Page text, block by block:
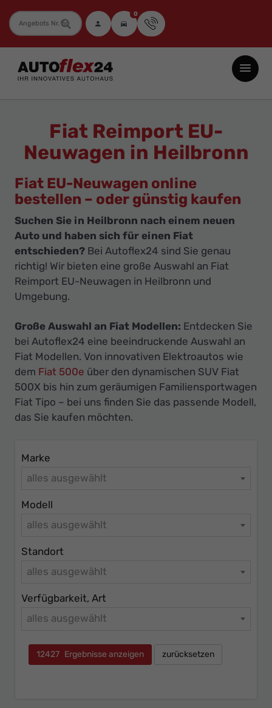
Fahrzeugnummer 0
Autoflex24
GmbH
Neuwagen
Jahreswagen
Gebrauchtwagen
zu
Top-
Preisen
-
Ihr
Innovatives
Fiat Reimport EU-
Neuwagen in Heilbronn
Fiat EU-Neuwagen online
bestellen – oder günstig kaufen
Suchen Sie in Heilbronn nach einem neuen
Auto und haben sich für einen Fiat
entschieden? Bei Autoflex24 sind Sie genau
richtig! Wir bieten eine große Auswahl an Fiat
Reimport EU-Neuwagen in Heilbronn und
Umgebung.
Große Auswahl an Fiat Modellen: Entdecken Sie
bei Autoflex24 eine beeindruckende Auswahl an
Fiat Modellen. Von innovativen Elektroautos wie
dem Fiat 500e über den dynamischen SUV Fiat
500X bis hin zum geräumigen Familiensportwagen
Fiat Tipo – bei uns finden Sie das passende Modell,
das Sie kaufen möchten.
Marke
alles ausgewählt
Modell
alles ausgewählt
Standort
alles ausgewählt
Verfügbarkeit, Art
alles ausgewählt
12427 Ergebnisse anzeigen zurücksetzen